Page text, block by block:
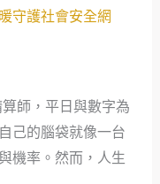
守護社會安全網
師，平日與數字為
己的腦袋就像一台
機率。然而，人生